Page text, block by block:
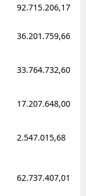
92.715.206,17
36.201.759,66
33.764.732,60
17.207.648,00
2.547.015,68
62.737.407,01